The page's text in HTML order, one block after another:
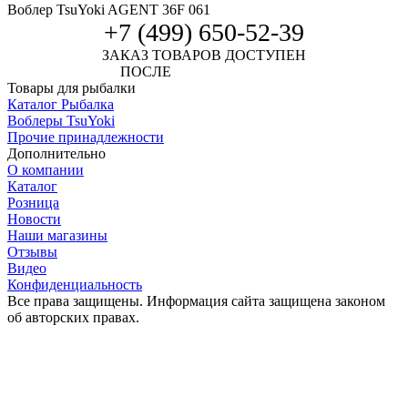
Воблер TsuYoki AGENT 36F 061
+7 (499) 650-52-39
ЗАКАЗ ТОВАРОВ ДОСТУПЕН
ПОСЛЕ
Товары для рыбалки
Каталог Рыбалка
Воблеры TsuYoki
Прочие принадлежности
Дополнительно
О компании
Каталог
Розница
Новости
Наши магазины
Отзывы
Видео
Конфиденциальность
Все права защищены. Информация сайта защищена законом
об авторских правах.